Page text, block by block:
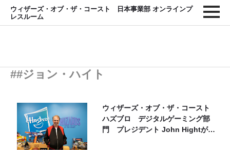
ウィザーズ・オブ・ザ・コースト 日本事業部 オンラインプ
レスルーム
##ジョン・ハイト
ウィザーズ・オブ・ザ・コースト
ハズブロ デジタルゲーミング部
門 プレジデント John Hightが語